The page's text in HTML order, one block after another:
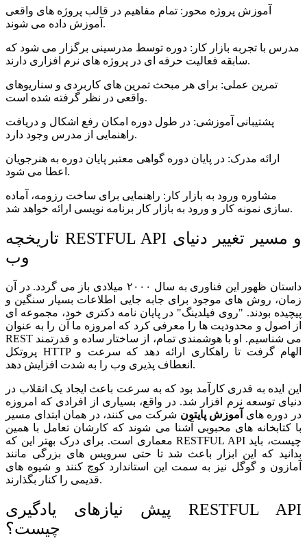
آموزش پروژه محور: تمام مفاهیم در قالب پروژه های واقعی
آموزش داده می شوند.
مدرس با تجربه بازار کار: دوره توسط مدرسینی برگزار می شود که
سابقه فعالیت حرفه ای در پروژه های نرم افزاری دارند.
تمرین عملی: برای هر مبحث تمرین های کاربردی و سناریوهای
واقعی در نظر گرفته شده است.
پشتیبانی آموزشی: در طول دوره امکان رفع اشکال و دریافت
راهنمایی از مدرس وجود دارد.
ارائه مدرک: در پایان دوره گواهی معتبر پایان دوره به هنرجویان
اعطا می شود.
مشاوره ورود به بازار کار: راهنمایی برای ساخت رزومه، آماده
سازی نمونه کار و ورود به بازار کار برنامه نویسی ارائه خواهد شد.
RESTFUL API و مسیر تغییر دنیای
وب
داستان ظهور این فناوری به سال ۲۰۰۰ میلادی باز می گردد. در آن
زمان، روش های موجود برای جابه جایی اطلاعات بسیار سنگین و
پیچیده بودند. "روی فیلدینگ" در پایان نامه دکتری خود، مجموعه ای
از اصول و محدودیت ها را معرفی کرد که امروزه ما آن را به عنوان
REST می شناسیم. او با هوشمندی تمام، از ساختار ساده و قدرتمند
پروتکل HTTP الهام گرفت تا راهکاری ارائه دهد که سرعت و
انعطاف پذیری وب را به شدت افزایش دهد.
این ایده به قدری کارآمد بود که به سرعت باعث ایجاد یک انقلاب در
دنیای توسعه نرم افزار شد. در واقع، بسیاری از افرادی که امروزه
در دوره های
آموزش پایتون شرکت می کنند، در همان ابتدای مسیر
با کتابخانه های محبوبی آشنا می شوند که کارشان تعامل با همین
معماری است. برای درک بهتر این که RESTFUL API چیست، باید
بدانید که این ابزار باعث شد تا حتی سرویس های بزرگی مانند
آمازون و گوگل نیز به سمت این استاندارد کوچ کنند و شیوه های
قدیمی را کنار بگذارند.
RESTFUL API
چیست؟